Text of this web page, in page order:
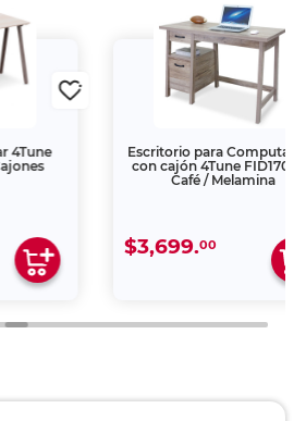
4Tune
Escritorio para
con cajón 4Tune
Café / Melamina
$3,699.00